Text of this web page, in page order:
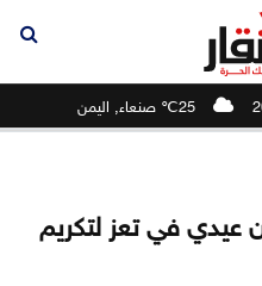
25℃ صنعاء, اليمن
في تعز لتكريم